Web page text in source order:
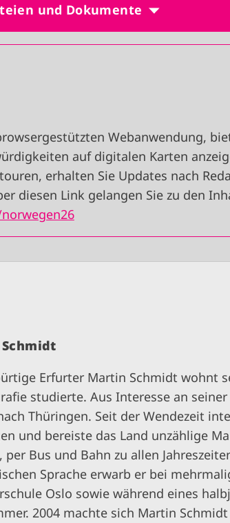
und Dokumente
Webanwendung,
auf digitalen Karten
erhalten Sie Updates nach
diesen Link gelangen Sie zu den
Erfurter Martin Schmidt wohnt
studierte. Aus Interesse an
Thüringen. Seit der Wendezeit
und bereiste das Land unzählige
per Bus und Bahn zu allen
Sprache erwarb er bei
Oslo sowie während eines
2004 machte sich Martin